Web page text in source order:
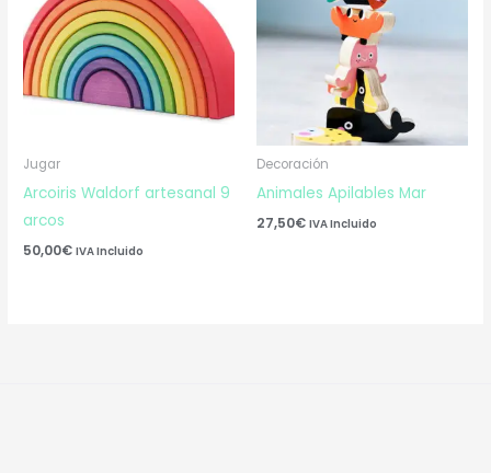
Jugar
Arcoiris Waldorf artesanal 9
arcos
50,00€ IVA Incluido
Decoración
Animales Apilables Mar
27,50€ IVA Incluido